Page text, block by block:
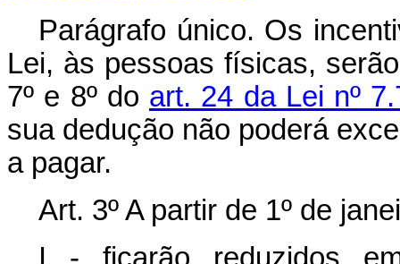
Parágrafo único. Os
Lei, às pessoas físicas,
7º e 8º do art. 24 da Lei nº
sua dedução não poderá
a pagar.
Art. 3º A partir de 1º de